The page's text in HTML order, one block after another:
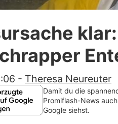
- Theresa Neureuter
Damit du die
Promiflash-News
Google siehst.